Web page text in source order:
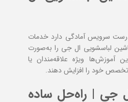
درست سرویس آمادگی دارد خدمات
لباسشویی ال جی را به‌صورت
آموزش‌ها ویژه علاقه‌مندان یا
خود را افزایش دهند.
جی | راه‌حل ساده